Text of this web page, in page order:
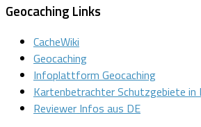
Geocaching Links
CacheWiki
Geocaching
Infoplattform Geocaching
Kartenbetrachter Schutzgebiete in
Reviewer Infos aus DE